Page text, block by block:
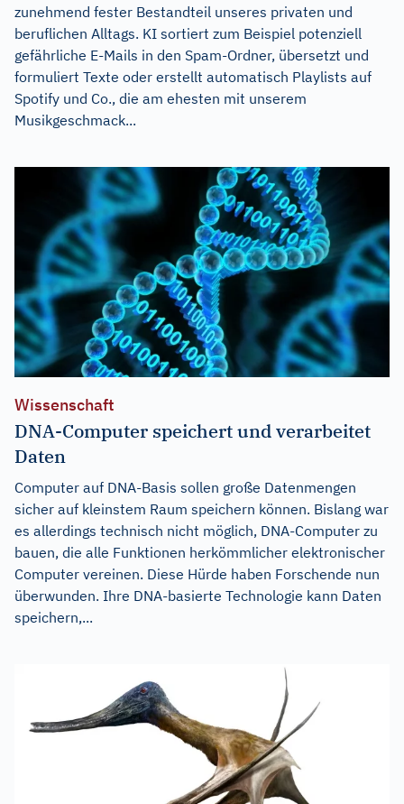
zunehmend fester Bestandteil unseres privaten und
beruflichen Alltags. KI sortiert zum Beispiel potenziell
gefährliche E-Mails in den Spam-Ordner, übersetzt und
formuliert Texte oder erstellt automatisch Playlists auf
Spotify und Co., die am ehesten mit unserem
Musikgeschmack...
Wissenschaft
DNA-Computer speichert und verarbeitet
Daten
Computer auf DNA-Basis sollen große Datenmengen
sicher auf kleinstem Raum speichern können. Bislang war
es allerdings technisch nicht möglich, DNA-Computer zu
bauen, die alle Funktionen herkömmlicher elektronischer
Computer vereinen. Diese Hürde haben Forschende nun
überwunden. Ihre DNA-basierte Technologie kann Daten
speichern,...